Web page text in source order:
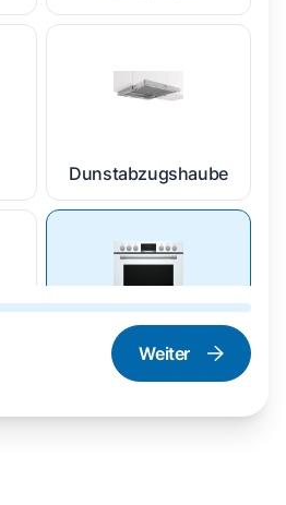
Dunstabzugshaube
Herd und Backofen
Weiter